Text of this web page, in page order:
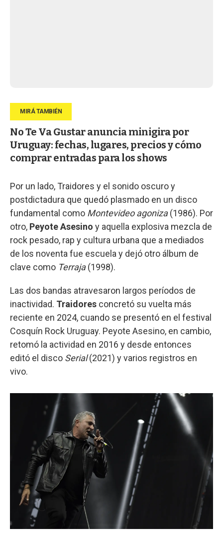
No Te Va Gustar anuncia minigira por
Uruguay: fechas, lugares, precios y cómo
comprar entradas para los shows
Por un lado, Traidores y el sonido oscuro y
postdictadura que quedó plasmado en un disco
fundamental como Montevideo agoniza(1986). Por
otro, Peyote Asesino y aquella explosiva mezcla de
rock pesado, rap y cultura urbana que a mediados
de los noventa fue escuela y dejó otro álbum de
clave como Terraja(1998).
Las dos bandas atravesaron largos períodos de
inactividad. Traidores concretó su vuelta más
reciente en 2024, cuando se presentó en el festival
Cosquín Rock Uruguay. Peyote Asesino, en cambio,
retomó la actividad en 2016 y desde entonces
editó el disco Serial(2021) y varios registros en
vivo.